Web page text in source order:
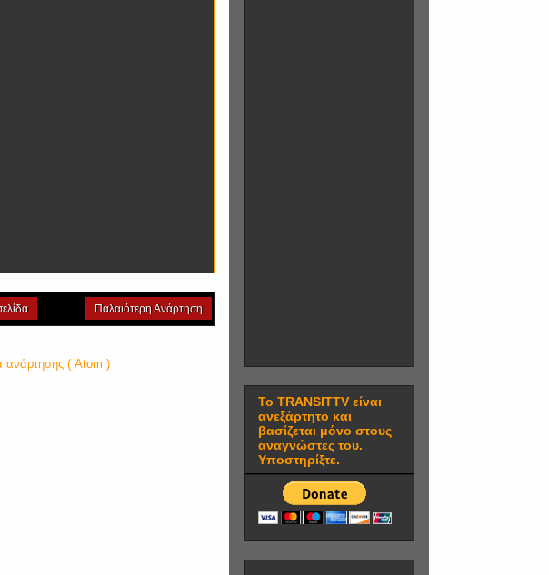
Παλαιότερη Ανάρτηση
ανάρτησης ( Atom )
Το TRANSITTV είναι
ανεξάρτητο και
βασίζεται μόνο στους
αναγνώστες του.
Υποστηρίξτε.